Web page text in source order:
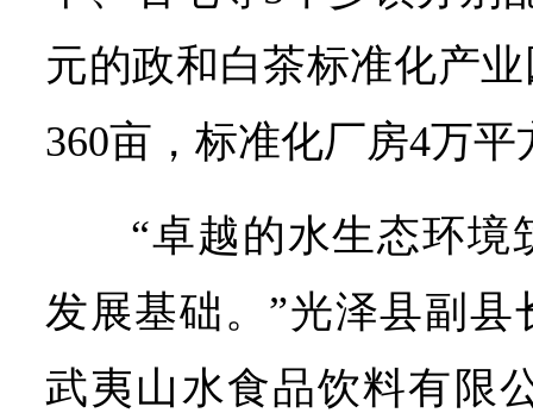
元的政和白茶标准化产
360亩，标准化厂房4万平
“卓越的水生态环境
发展基础。”光泽县副
武夷山水食品饮料有限